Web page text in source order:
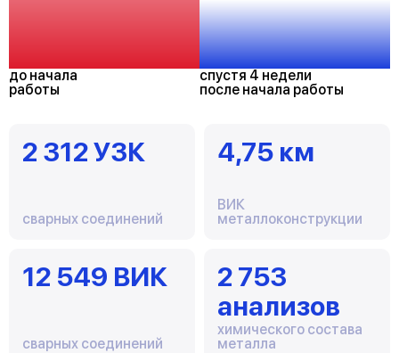
до начала
работы
спустя 4 недели
после начала работы
2 312 УЗК
сварных соединений
4,75 км
ВИК
металлоконструкции
12 549 ВИК
сварных соединений
2 753
анализов
химического состава
металла